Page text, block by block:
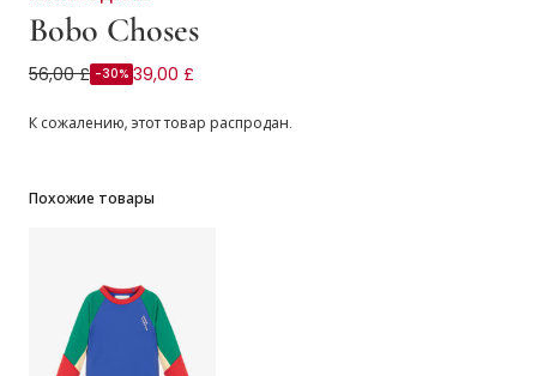
Bobo Choses
Navy Blue Colourblock Base Layer Leggings
56,00 £ -30% 39,00 £
К сожалению, этот товар распродан.
Похожие товары